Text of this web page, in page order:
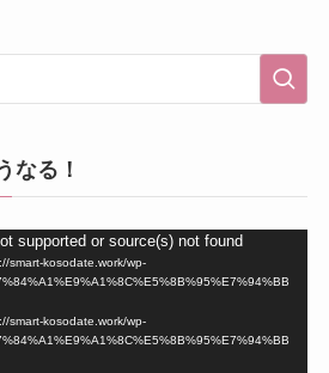
なる！
supported or source(s) not found
smart-kosodate.work/wp-
smart-kosodate.work/wp-